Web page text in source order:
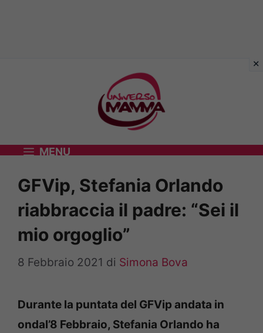
MENU
GFVip, Stefania Orlando
riabbraccia il padre: “Sei il
mio orgoglio”
8 Febbraio 2021 di Simona Bova
Durante la puntata del GFVip andata in
ondal’8 Febbraio, Stefania Orlando ha